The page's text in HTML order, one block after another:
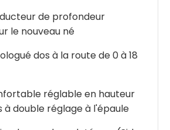
de profondeur
le nouveau né
dos à la route de 0 à 18
réglable en hauteur
à double réglage à l'épaule